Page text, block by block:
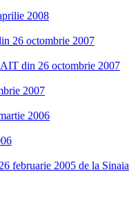
2008
26 octombrie 2007
din 26 octombrie 2007
2007
2006
februarie 2005 de la Sinaia